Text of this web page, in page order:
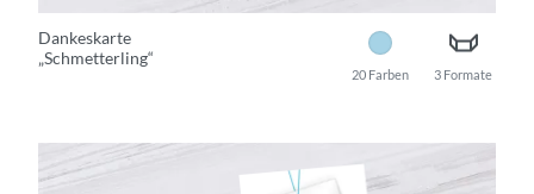
Dankeskarte
„Schmetterling“
3 Formate
20 Farben